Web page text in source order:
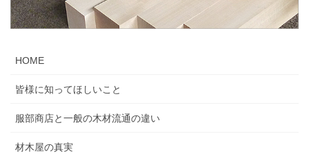
HOME
皆様に知ってほしいこと
服部商店と一般の木材流通の違い
材木屋の真実